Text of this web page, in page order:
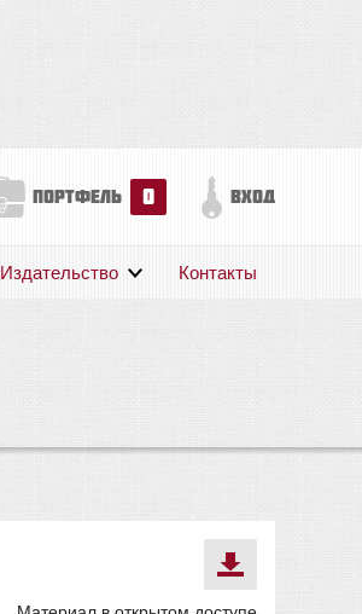
портфель 0 вход
Издательство Контакты